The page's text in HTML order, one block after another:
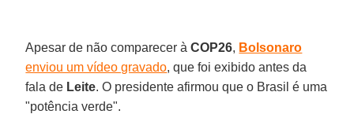
Apesar de não comparecer àCOP26, Bolsonaro
enviou um vídeo gravado, que foi exibido antes da
fala de Leite. O presidente afirmou que o Brasil é uma
"potência verde".